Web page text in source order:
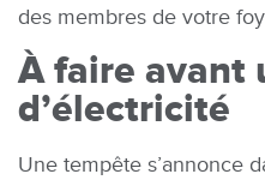
des membres de votre
À faire avant
d’électricité
Une tempête s’annonce